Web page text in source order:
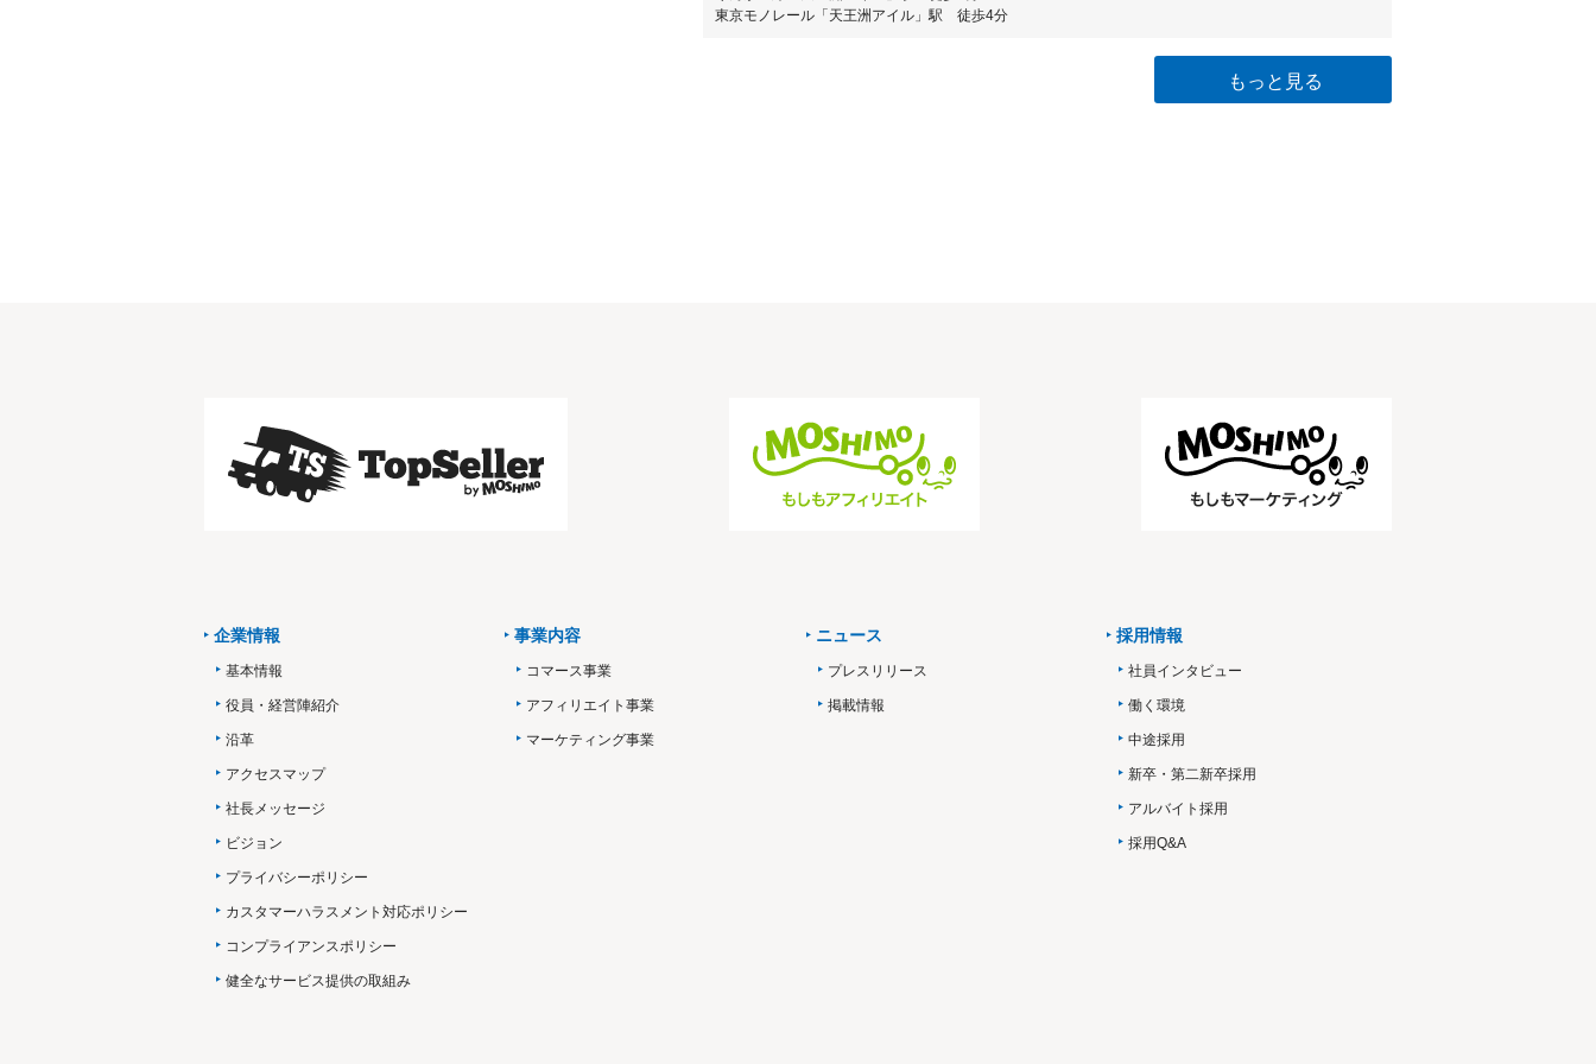
東京モノレール「天王洲アイル」駅 徒歩4分
もっと見る
企業情報
基本情報
役員・経営陣紹介
沿革
アクセスマップ
社長メッセージ
ビジョン
プライバシーポリシー
カスタマーハラスメント対応ポリシー
コンプライアンスポリシー
健全なサービス提供の取組み
事業内容
コマース事業
アフィリエイト事業
マーケティング事業
ニュース
プレスリリース
掲載情報
採用情報
社員インタビュー
働く環境
中途採用
新卒・第二新卒採用
アルバイト採用
採用Q&A